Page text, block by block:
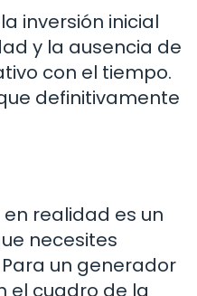
inversión inicial
y la ausencia de
con el tiempo.
definitivamente
realidad es un
necesites
un generador
el cuadro de la